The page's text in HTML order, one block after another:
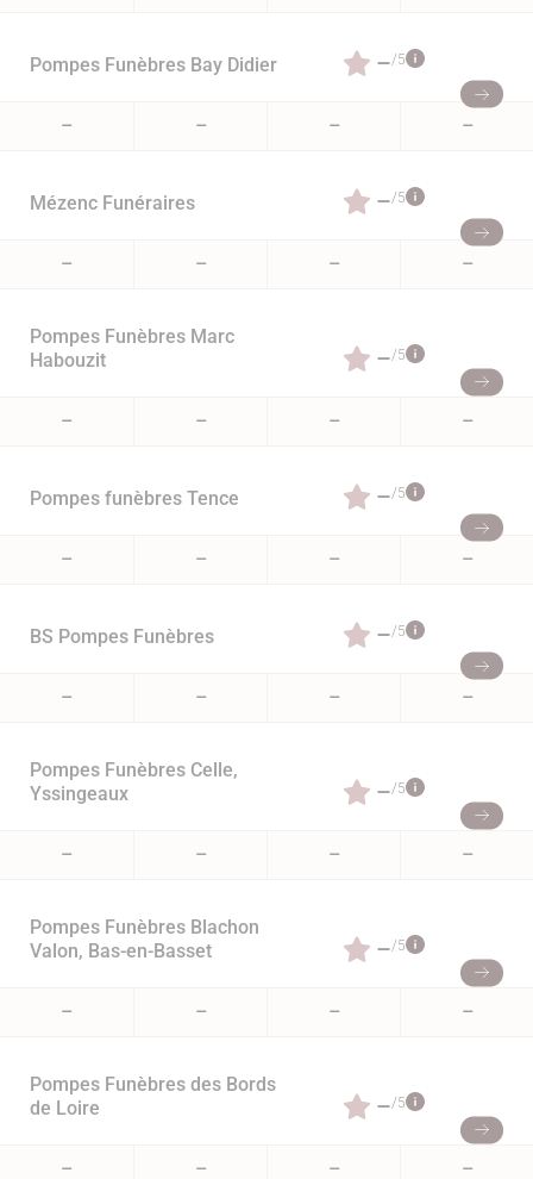
Pompes Funèbres Bay Didier –/5
– – – –
Mézenc Funéraires –/5
– – – –
Pompes Funèbres Marc
Habouzit
–/5
– – – –
Pompes funèbres Tence –/5
– – – –
BS Pompes Funèbres –/5
– – – –
Pompes Funèbres Celle,
Yssingeaux
–/5
– – – –
Pompes Funèbres Blachon
Valon, Bas-en-Basset
–/5
– – – –
Pompes Funèbres des Bords
de Loire
–/5
– – – –